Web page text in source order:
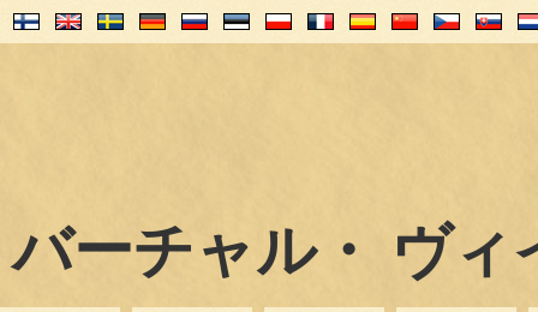
バーチャル・ ヴィ